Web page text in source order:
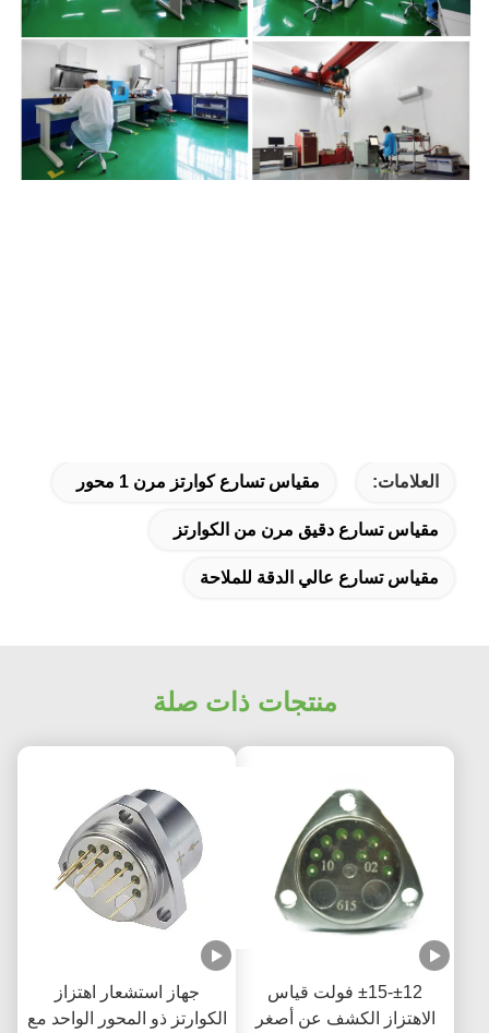
العلامات: مقياس تسارع كوارتز مرن 1 محور
مقياس تسارع دقيق مرن من الكوارتز
مقياس تسارع عالي الدقة للملاحة
منتجات ذات صلة
±12-±15 فولت قياس
الاهتزاز الكشف عن أصغر
جهاز استشعار اهتزاز
الكوارتز ذو المحور الواحد مع